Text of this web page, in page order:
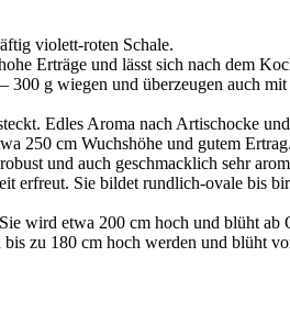
violett-roten Schale.
Erträge und lässt sich nach dem
g wiegen und überzeugen auch
Edles Aroma nach Artischocke
250 cm Wuchshöhe und gutem Ertrag.
und auch geschmacklich sehr
erfreut. Sie bildet rundlich-ovale bis
wird etwa 200 cm hoch und blüht ab
zu 180 cm hoch werden und blüht